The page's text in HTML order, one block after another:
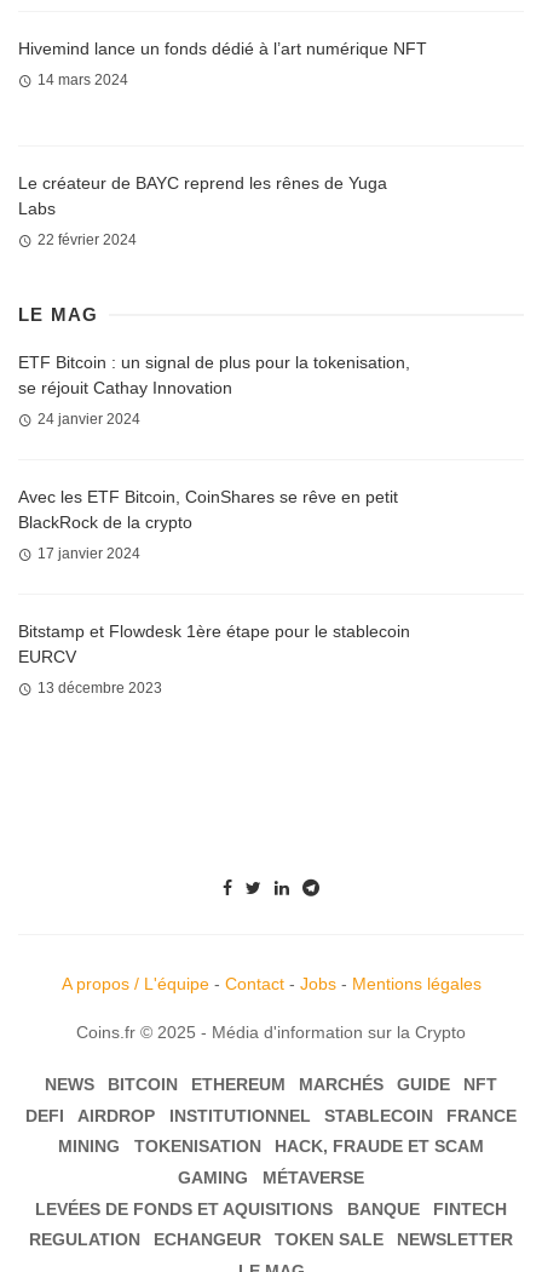
Hivemind lance un fonds dédié à l’art numérique NFT
14 mars 2024
Le créateur de BAYC reprend les rênes de Yuga
Labs
22 février 2024
LE MAG
ETF Bitcoin : un signal de plus pour la tokenisation,
se réjouit Cathay Innovation
24 janvier 2024
Avec les ETF Bitcoin, CoinShares se rêve en petit
BlackRock de la crypto
17 janvier 2024
Bitstamp et Flowdesk 1ère étape pour le stablecoin
EURCV
13 décembre 2023
A propos / L'équipe- Contact- Jobs- Mentions légales
Coins.fr © 2025 - Média d'information sur la Crypto
NEWS BITCOIN ETHEREUM MARCHÉS GUIDE
NFT
DEFI
AIRDROP INSTITUTIONNEL STABLECOIN
FRANCE
MINING
TOKENISATION
HACK, FRAUDE ET SCAM
GAMING
MÉTAVERSE
LEVÉES DE FONDS ET AQUISITIONS
BANQUE
FINTECH
REGULATION
ECHANGEUR TOKEN SALE
NEWSLETTER